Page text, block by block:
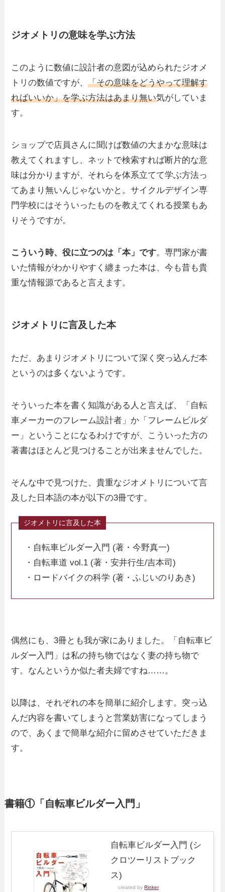
ジオメトリの意味を学ぶ方法
このように数値に設計者の意図が込められたジオメ
トリの数値ですが、「その意味をどうやって理解す
ればいいか」を学ぶ方法はあまり無い気がしていま
す。
ショップで店員さんに聞けば数値の大まかな意味は
教えてくれますし、ネットで検索すれば断片的な意
味は分かりますが、それらを体系立てて学ぶ方法っ
てあまり無いんじゃないかと。サイクルデザイン専
門学校にはそういったものを教えてくれる授業もあ
りそうですが。
こういう時、役に立つのは「本」です。専門家が書
いた情報がわかりやすく纏まった本は、今も昔も貴
重な情報源であると言えます。
ジオメトリに言及した本
ただ、あまりジオメトリについて深く突っ込んだ本
というのは多くないようです。
そういった本を書く知識がある人と言えば、「自転
車メーカーのフレーム設計者」か「フレームビルダ
ー」ということになるわけですが、こういった方の
著書はほとんど見つけることが出来ませんでした。
そんな中で見つけた、貴重なジオメトリについて言
及した日本語の本が以下の3冊です。
・自転車ビルダー入門 (著・今野真一)
・自転車道 vol.1 (著・安井行生/吉本司)
・ロードバイクの科学 (著・ふじいのりあき)
偶然にも、3冊とも我が家にありました。「自転車ビ
ルダー入門」は私の持ち物ではなく妻の持ち物で
す。なんというか似た者夫婦ですね……。
以降は、それぞれの本を簡単に紹介します。突っ込
んだ内容を書いてしまうと営業妨害になってしまう
ので、あくまで簡単な紹介に留めさせていただきま
す。
書籍①「自転車ビルダー入門」
自転車ビルダー入門 (シ
クロツーリストブック
ス)
created byRinker